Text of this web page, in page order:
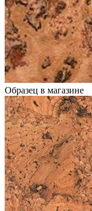
Образец в магазине